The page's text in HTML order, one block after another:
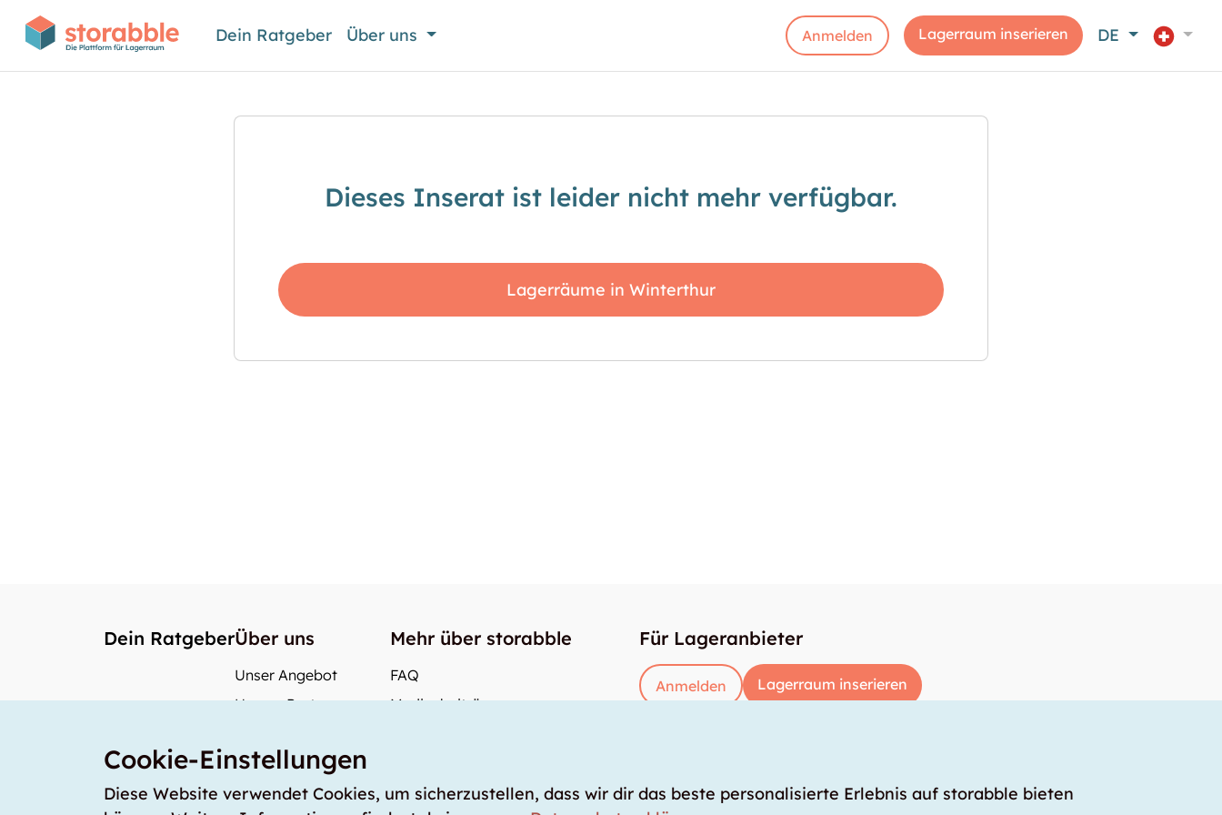
Dein Ratgeber Über uns Anmelden Lagerraum inserieren DE
Dieses Inserat ist leider nicht mehr verfügbar.
Lagerräume in Winterthur
Dein RatgeberÜber uns
Unser Angebot
Unsere Partner
Unsere Preise
storabble Deutschland
Mehr über storabble
FAQ
Medienbeiträge
Für Lageranbieter
Anmelden Lagerraum inserieren
Cookie-Einstellungen
Diese Website verwendet Cookies, um sicherzustellen, dass wir dir das beste personalisierte Erlebnis auf storabble bieten